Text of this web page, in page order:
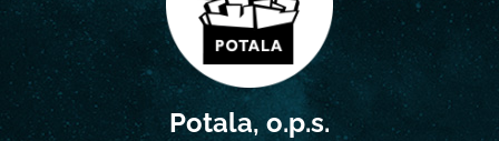
Potala, o.p.s.